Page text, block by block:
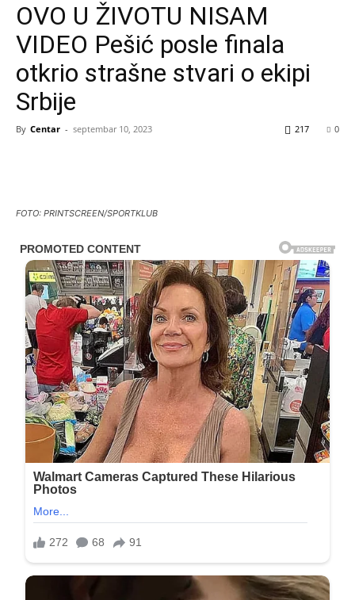
OVO U ŽIVOTU NISAM
VIDEO Pešić posle finala
otkrio strašne stvari o ekipi
Srbije
By Centar - septembar 10, 2023 0
217
FOTO: PRINTSCREEN/SPORTKLUB